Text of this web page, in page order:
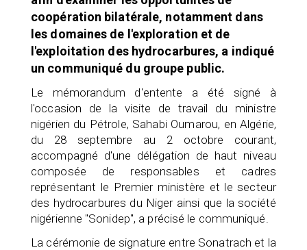
coopération bilatérale, notamment dans
les domaines de l'exploration et de
l'exploitation des hydrocarbures, a indiqué
un communiqué du groupe public.
Le mémorandum d'entente a été signé à
l'occasion de la visite de travail du ministre
nigérien du Pétrole, Sahabi Oumarou, en Algérie,
du 28 septembre au 2 octobre courant,
accompagné d'une délégation de haut niveau
composée de responsables et cadres
représentant le Premier ministère et le secteur
des hydrocarbures du Niger ainsi que la société
nigérienne "Sonidep", a précisé le communiqué.
La cérémonie de signature entre Sonatrach et la